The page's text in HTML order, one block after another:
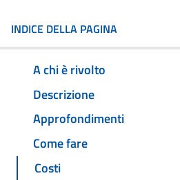
INDICE DELLA PAGINA
A chi è rivolto
Descrizione
Approfondimenti
Come fare
Costi